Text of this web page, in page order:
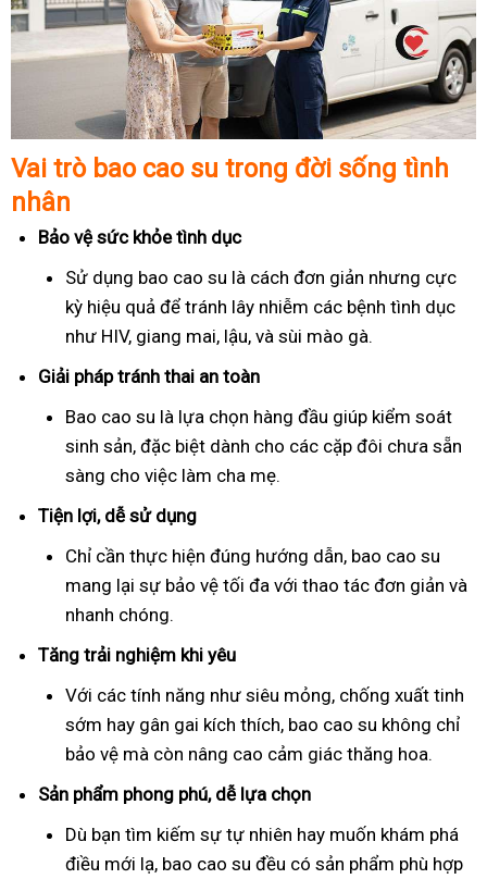
Vai trò bao cao su trong đời sống tình
nhân
Bảo vệ sức khỏe tình dục
Sử dụng bao cao su là cách đơn giản nhưng cực
kỳ hiệu quả để tránh lây nhiễm các bệnh tình dục
như HIV, giang mai, lậu, và sùi mào gà.
Giải pháp tránh thai an toàn
Bao cao su là lựa chọn hàng đầu giúp kiểm soát
sinh sản, đặc biệt dành cho các cặp đôi chưa sẵn
sàng cho việc làm cha mẹ.
Tiện lợi, dễ sử dụng
Chỉ cần thực hiện đúng hướng dẫn, bao cao su
mang lại sự bảo vệ tối đa với thao tác đơn giản và
nhanh chóng.
Tăng trải nghiệm khi yêu
Với các tính năng như siêu mỏng, chống xuất tinh
sớm hay gân gai kích thích, bao cao su không chỉ
bảo vệ mà còn nâng cao cảm giác thăng hoa.
Sản phẩm phong phú, dễ lựa chọn
Dù bạn tìm kiếm sự tự nhiên hay muốn khám phá
điều mới lạ, bao cao su đều có sản phẩm phù hợp